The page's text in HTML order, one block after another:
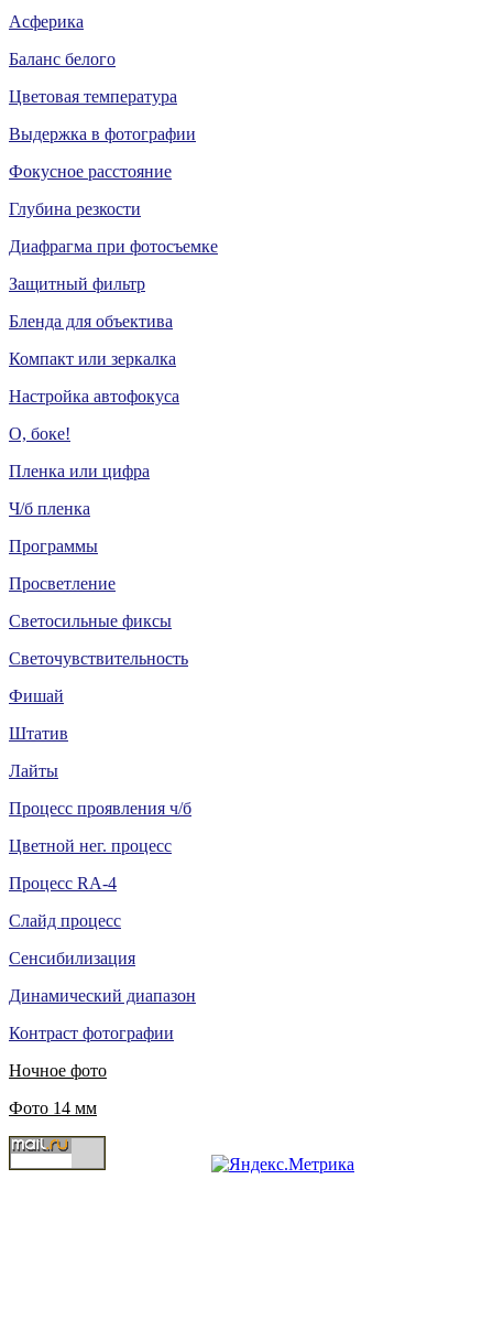
Асферика
Баланс белого
Цветовая температура
Выдержка в фотографии
Фокусное расстояние
Глубина резкости
Диафрагма при фотосъемке
Защитный фильтр
Бленда для объектива
Компакт или зеркалка
Настройка автофокуса
О, боке!
Пленка или цифра
Ч/б пленка
Программы
Просветление
Светосильные фиксы
Светочувствительность
Фишай
Штатив
Лайты
Процесс проявления ч/б
Цветной нег. процесс
Процесс RA-4
Слайд процесс
Сенсибилизация
Динамический диапазон
Контраст фотографии
Ночное фото
Фото 14 мм